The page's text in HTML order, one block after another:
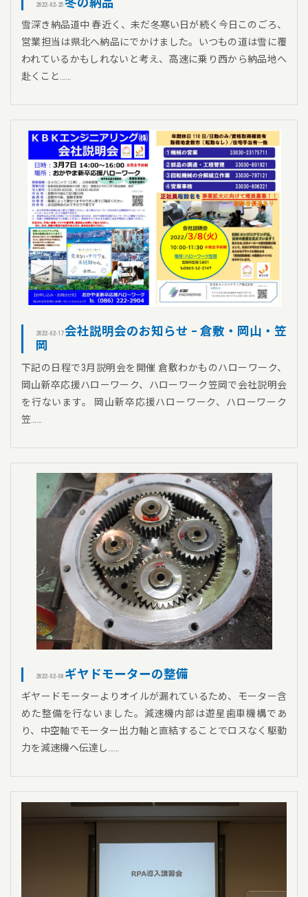
2022-02-25
雪深き納品道中 春近く、未だ冬寒い日が続く今日このごろ、
営業担当は県北へ納品にでかけました。いつもの道は雪に覆
われているかもしれないと考え、高速に乗り西から納品地へ
赴くこと……
2022-02-17会社説明会のお知らせ – 倉敷・岡山・笠
岡
下記の日程で3月説明会を開催 倉敷わかものハローワーク、
岡山新卒応援ハローワーク、ハローワーク笠岡で会社説明会
を行ないます。 岡山新卒応援ハローワーク、ハローワーク
笠……
2022-02-08 ギヤドモーターの整備
ギヤードモーターよりオイルが漏れているため、モーター含
めた整備を行ないました。減速機内部は遊星歯車機構であ
り、中空軸でモーター出力軸と直結することでロスなく駆動
力を減速機へ伝達し……